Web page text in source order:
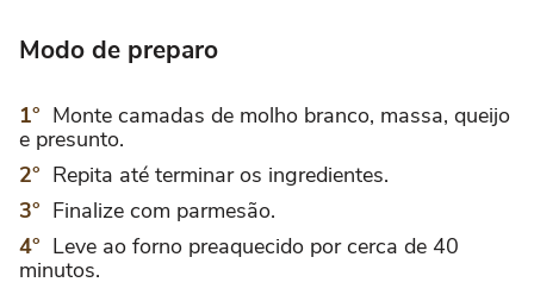
Modo de preparo
Monte camadas de molho branco, massa, queijo
e presunto.
Repita até terminar os ingredientes.
Finalize com parmesão.
Leve ao forno preaquecido por cerca de 40
minutos.